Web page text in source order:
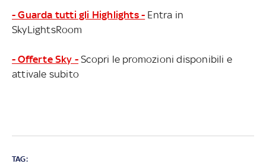
- Guarda tutti gli Highlights - Entra in
SkyLightsRoom
- Offerte Sky - Scopri le promozioni disponibili e
attivale subito
TAG: